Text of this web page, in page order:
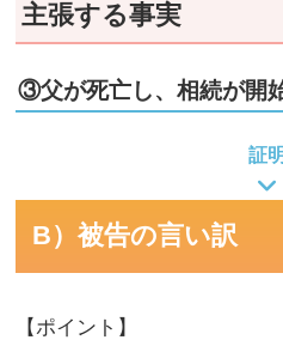
主張する事実
③父が死亡し、相続が開
証明
B）被告の言い訳
【ポイント】